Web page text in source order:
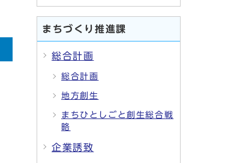
まちづくり推進課
総合計画
総合計画
地方創生
まちひとしごと創生総合戦
略
企業誘致